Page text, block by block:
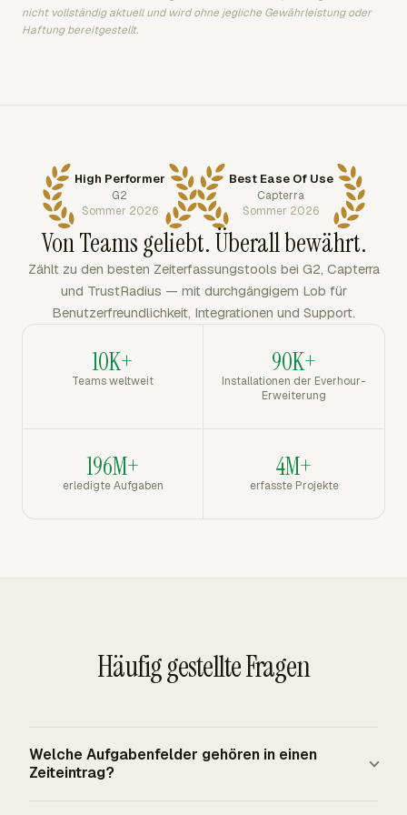
nicht vollständig aktuell und wird ohne jegliche Gewährleistung oder
Haftung bereitgestellt.
High Performer
G2
Sommer 2026
Best Ease Of Use
Capterra
Sommer 2026
Von Teams geliebt. Überall bewährt.
Zählt zu den besten Zeiterfassungstools bei G2, Capterra
und TrustRadius — mit durchgängigem Lob für
Benutzerfreundlichkeit, Integrationen und Support.
10K+
Teams weltweit
90K+
Installationen der Everhour-
Erweiterung
196M+
erledigte Aufgaben
4M+
erfasste Projekte
Häufig gestellte Fragen
Welche Aufgabenfelder gehören in einen
Zeiteintrag?